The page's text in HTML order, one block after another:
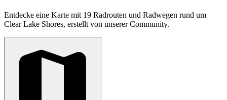
Entdecke eine Karte mit 19 Radrouten und Radwegen rund um
Clear Lake Shores, erstellt von unserer Community.